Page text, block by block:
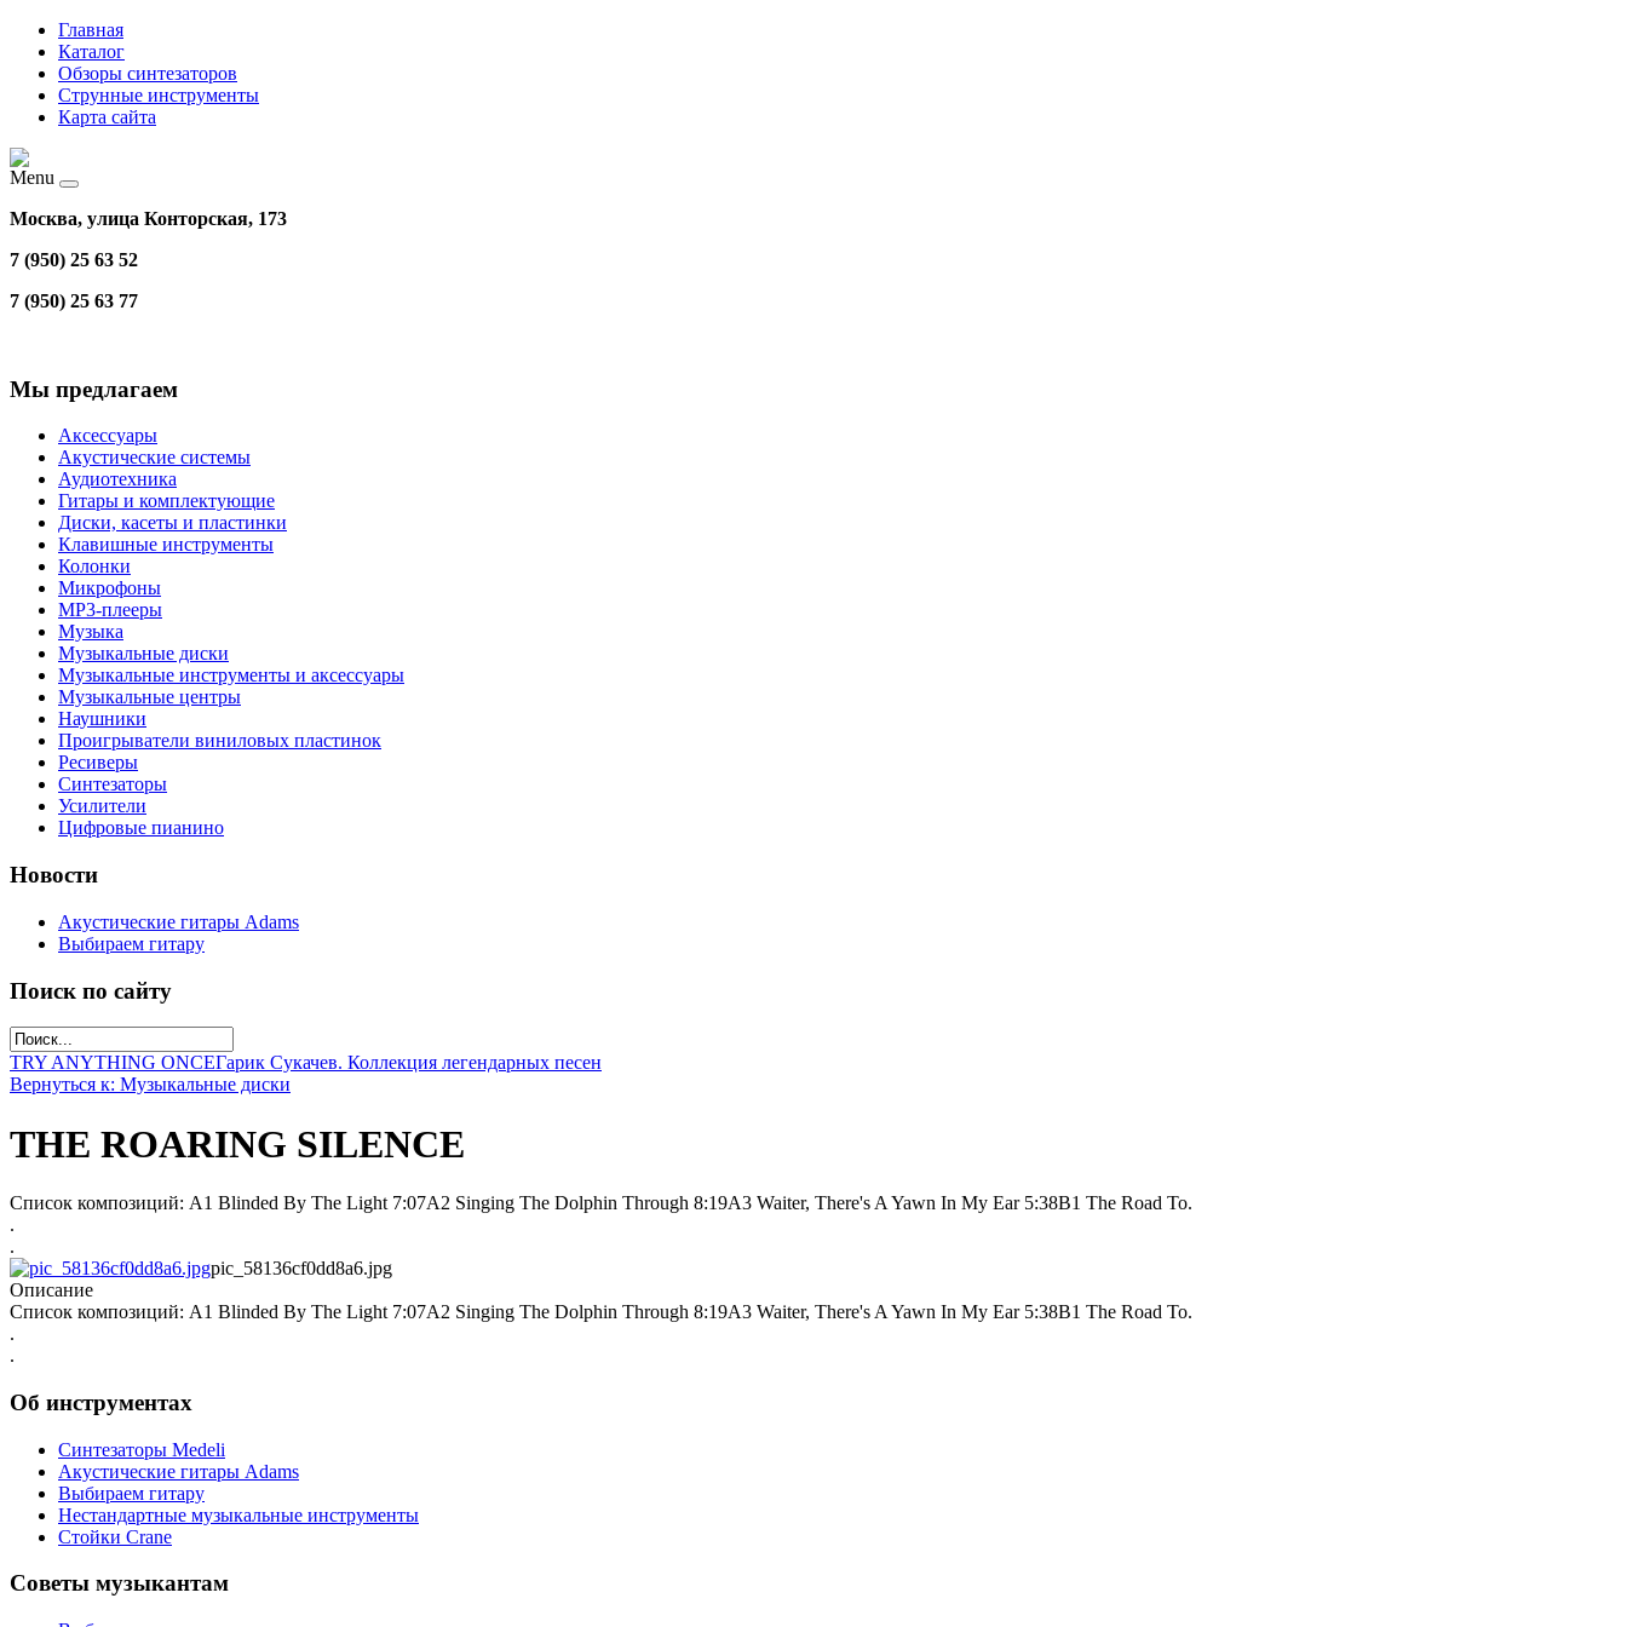
Главная
Каталог
Обзоры синтезаторов
Струнные инструменты
Карта сайта
Menu
Москва, улица Конторская, 173
7 (950) 25 63 52
7 (950) 25 63 77
Мы предлагаем
Аксессуары
Акустические системы
Аудиотехника
Гитары и комплектующие
Диски, касеты и пластинки
Клавишные инструменты
Колонки
Микрофоны
МР3-плееры
Музыка
Музыкальные диски
Музыкальные инструменты и аксессуары
Музыкальные центры
Наушники
Проигрыватели виниловых пластинок
Ресиверы
Синтезаторы
Усилители
Цифровые пианино
Новости
Акустические гитары Adams
Выбираем гитару
Поиск по сайту
TRY ANYTHING ONCEГарик Сукачев. Коллекция легендарных песен
Вернуться к: Музыкальные диски
THE ROARING SILENCE
Список композиций: A1 Blinded By The Light 7:07A2 Singing The Dolphin Through 8:19A3 Waiter, There's A Yawn In My Ear 5:38B1 The Road To.
.
.
pic_58136cf0dd8a6.jpg
Описание
Список композиций: A1 Blinded By The Light 7:07A2 Singing The Dolphin Through 8:19A3 Waiter, There's A Yawn In My Ear 5:38B1 The Road To.
.
.
Об инструментах
Синтезаторы Мedeli
Акустические гитары Adams
Выбираем гитару
Нестандартные музыкальные инструменты
Стойки Crane
Советы музыкантам